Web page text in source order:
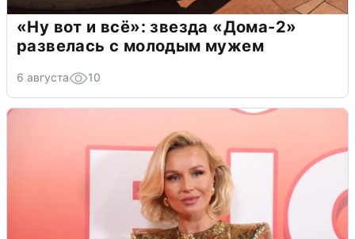
«Ну вот и всё»: звезда «Дома-2»
развелась с молодым мужем
6 августа 10